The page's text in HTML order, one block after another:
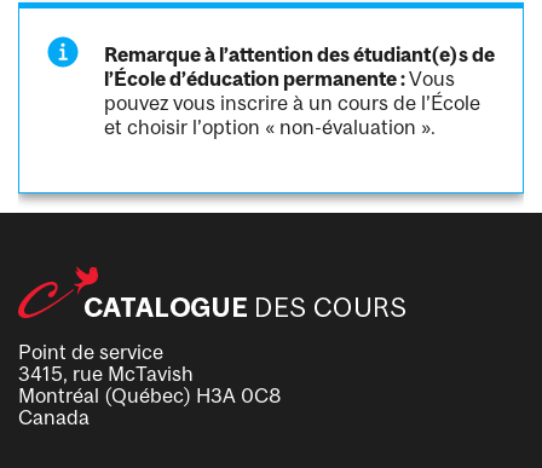
Remarque à l’attention des étudiant(e)s de
l’École d’éducation permanente :Vous
pouvez vous inscrire à un cours de l’École
et choisir l’option « non-évaluation ».
Point de service
3415, rue McTavish
Montréal (Québec) H3A 0C8
Canada